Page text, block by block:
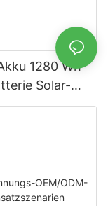
1280 Wh
Solar-